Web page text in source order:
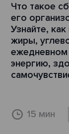
Что такое
его
Узнайте,
жиры,
ежедневном
энергию,
15 мин